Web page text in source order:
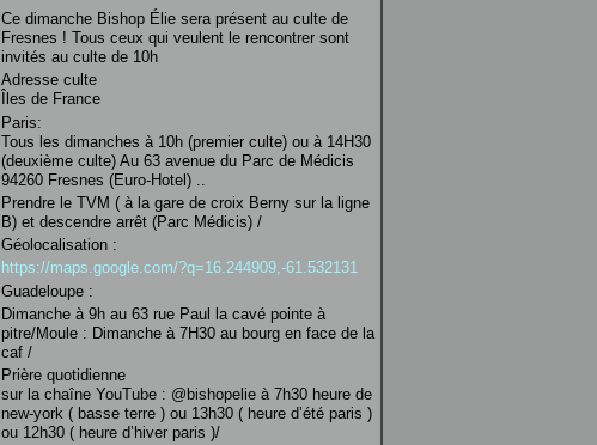
Ce dimanche Bishop Élie sera présent au culte de
Fresnes ! Tous ceux qui veulent le rencontrer sont
invités au culte de 10h
Adresse culte
Îles de France
Paris:
Tous les dimanches à 10h (premier culte) ou à 14H30
(deuxième culte) Au 63 avenue du Parc de Médicis
94260 Fresnes (Euro-Hotel) ..
Prendre le TVM ( à la gare de croix Berny sur la ligne
B) et descendre arrêt (Parc Médicis) /
Géolocalisation :
https://maps.google.com/?q=16.244909,-61.532131
Guadeloupe :
Dimanche à 9h au 63 rue Paul la cavé pointe à
pitre/Moule : Dimanche à 7H30 au bourg en face de la
caf /
Prière quotidienne
sur la chaîne YouTube : @bishopelie à 7h30 heure de
new-york ( basse terre ) ou 13h30 ( heure d’été paris )
ou 12h30 ( heure d’hiver paris )/